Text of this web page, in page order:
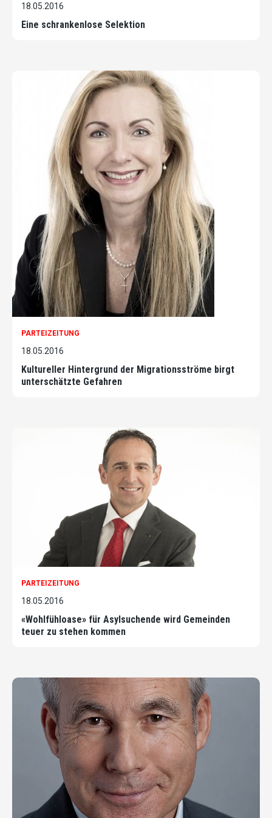
18.05.2016
Eine schrankenlose Selektion
PARTEIZEITUNG
18.05.2016
Kultureller Hintergrund der Migrationsströme birgt
unterschätzte Gefahren
PARTEIZEITUNG
18.05.2016
«Wohlfühloase» für Asylsuchende wird Gemeinden
teuer zu stehen kommen